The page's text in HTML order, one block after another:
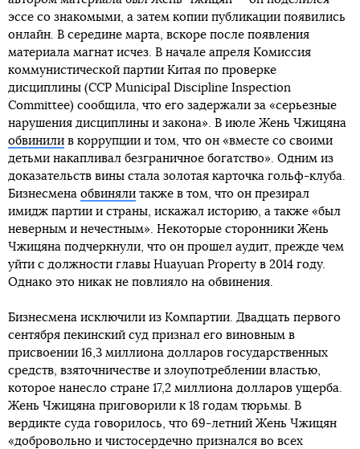
эссе со знакомыми, а затем копии публикации появились
онлайн. В середине марта, вскоре после появления
материала магнат исчез. В начале апреля Комиссия
коммунистической партии Китая по проверке
дисциплины (CCP Municipal Discipline Inspection
Committee) сообщила, что его задержали за «серьезные
нарушения дисциплины и закона». В июле Жень Чжицяна
обвинили в коррупции и том, что он «вместе со своими
детьми накапливал безграничное богатство». Одним из
доказательств вины стала золотая карточка гольф-клуба.
Бизнесмена обвиняли также в том, что он презирал
имидж партии и страны, искажал историю, а также «был
неверным и нечестным». Некоторые сторонники Жень
Чжицяна подчеркнули, что он прошел аудит, прежде чем
уйти с должности главы Huayuan Property в 2014 году.
Однако это никак не повлияло на обвинения.
Бизнесмена исключили из Компартии. Двадцать первого
сентября пекинский суд признал его виновным в
присвоении 16,3 миллиона долларов государственных
средств, взяточничестве и злоупотреблении властью,
которое нанесло стране 17,2 миллиона долларов ущерба.
Жень Чжицяна приговорили к 18 годам тюрьмы. В
вердикте суда говорилось, что 69-летний Жень Чжицян
«добровольно и чистосердечно признался во всех